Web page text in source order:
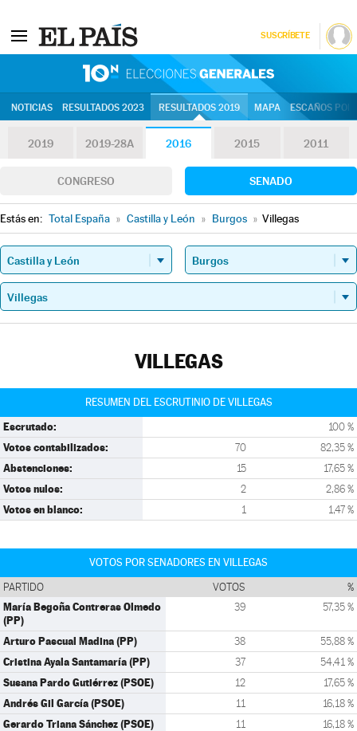
SUSCRÍBETE
NOTICIAS RESULTADOS 2023 RESULTADOS 2019 MAPA ESCAÑOS
2019 2019-28A 2016 2015 2011
CONGRESO SENADO
Estás en: Total España » Castilla y León » Burgos » Villegas
VILLEGAS
RESUMEN DEL ESCRUTINIO DE VILLEGAS
Escrutado: 100 %
Votos contabilizados: 70 82,35 %
Abstenciones: 15 17,65 %
Votos nulos: 2 2,86 %
Votos en blanco: 1 1,47 %
VOTOS POR SENADORES EN VILLEGAS
PARTIDO VOTOS %
María Begoña Contreras Olmedo
(PP)
39 57,35 %
Arturo Pascual Madina (PP) 38 55,88 %
Cristina Ayala Santamaría (PP) 37 54,41 %
Susana Pardo Gutiérrez (PSOE) 12 17,65 %
Andrés Gil García (PSOE) 11 16,18 %
Gerardo Triana Sánchez (PSOE) 11 16,18 %